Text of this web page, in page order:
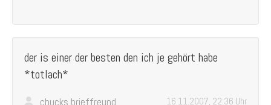
der is einer der besten den ich je gehört habe
*totlach*
chucks brieffreund 16.11.2007, 22:36 Uhr